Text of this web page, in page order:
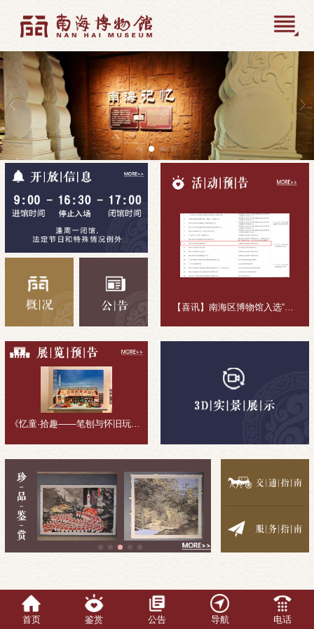
【喜讯】南海区博物馆入选“十五五”公共文化活动组织主体
《忆童·拾趣——笔刨与怀旧玩具收藏展》展览回顾
首页 鉴赏 公告 导航 电话